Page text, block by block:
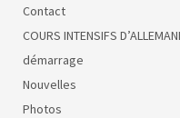
Contact
COURS INTENSIFS
démarrage
Nouvelles
Photos